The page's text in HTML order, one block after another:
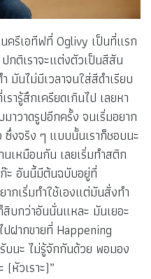
ครีเอทีฟที่ Oglivy เป็นที่แรก
กติเราจะแต่งตัวเป็นสีสัน
มันไม่มีเวลาจนใส่สีดำเรียบ
ารู้สึกเครียดเกินไป เลยหา
าวาดรูปอีกครั้ง จนเริ่มอยาก
งจริง ๆ แบบนั้นเราก็ชอบนะ
เหมือนกัน เลยเริ่มทำสติก
ะ อันนี้มีต้นฉบับอยู่ที่
ากเริ่มทำใช้เองแต่มันสั่งทำ
สิบกว่าอันนั่นแหละ มันเยอะ
ปฝากขายที่ Happening
บนะ ไม่รู้จักกันด้วย พอมอง
(หัวเราะ)”